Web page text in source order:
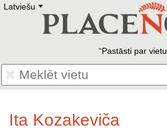
Latviešu E
Deutsch
Francais
Polski
Eestikeelne
Pastāsti par vietu
Ita Kozakeviča